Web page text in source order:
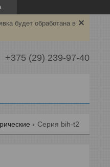
будет обработана в
+375 (29) 239-97-40
Серия bih-t2